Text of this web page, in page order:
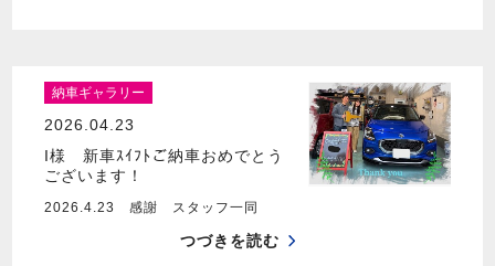
納車ギャラリー
2026.04.23
I様 新車ｽｲﾌﾄご納車おめでとう
ございます！
2026.4.23 感謝 スタッフ一同
つづきを読む